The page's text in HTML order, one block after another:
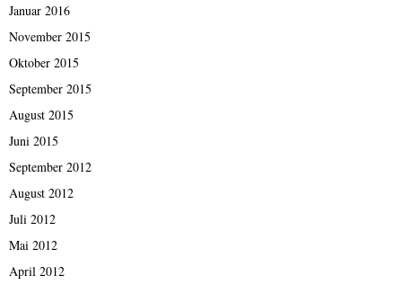
Januar 2016
November 2015
Oktober 2015
September 2015
August 2015
Juni 2015
September 2012
August 2012
Juli 2012
Mai 2012
April 2012